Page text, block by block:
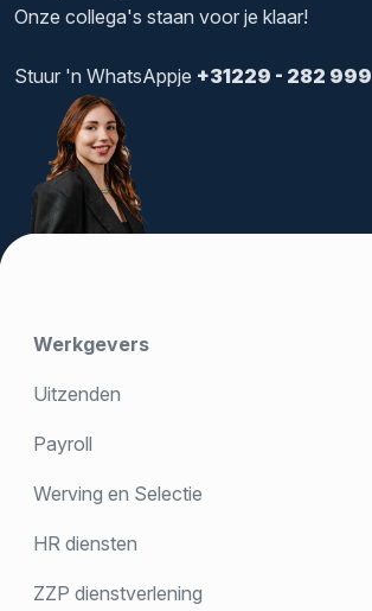
Onze collega's staan voor je klaar!
Stuur 'n WhatsAppje +31229 - 282 999
Werkgevers
Uitzenden
Payroll
Werving en Selectie
HR diensten
ZZP dienstverlening